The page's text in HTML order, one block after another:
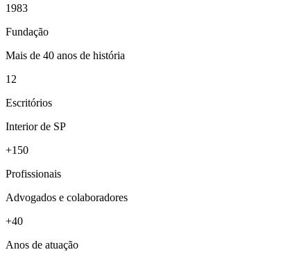
1983
Fundação
Mais de 40 anos de história
12
Escritórios
Interior de SP
+150
Profissionais
Advogados e colaboradores
+40
Anos de atuação